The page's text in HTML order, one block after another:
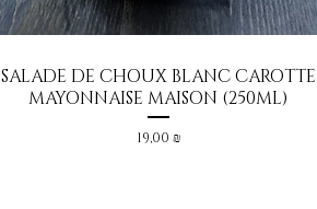
Aperçu rapide
SALADE DE CHOUX BLANC CAROTTE
MAYONNAISE MAISON (250ML)
Prix
19,00 ₪